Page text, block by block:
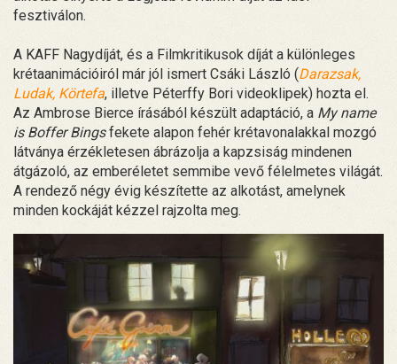
fesztiválon.
A KAFF Nagydíját, és a Filmkritikusok díját a különleges
krétaanimációiról már jól ismert Csáki László (Darazsak,
Ludak, Körtefa, illetve Péterffy Bori videoklipek) hozta el.
Az Ambrose Bierce írásából készült adaptáció, a My name
is Boffer Bingsfekete alapon fehér krétavonalakkal mozgó
látványa érzékletesen ábrázolja a kapzsiság mindenen
átgázoló, az emberéletet semmibe vevő félelmetes világát.
A rendező négy évig készítette az alkotást, amelynek
minden kockáját kézzel rajzolta meg.